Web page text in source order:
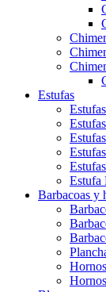
Estufas
Estufa
Barbacoas y